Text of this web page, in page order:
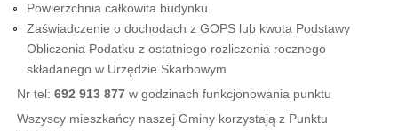
Powierzchnia całkowita budynku
Zaświadczenie o dochodach z GOPS lub kwota Podstawy
Obliczenia Podatku z ostatniego rozliczenia rocznego
składanego w Urzędzie Skarbowym
Nr tel: 692 913 877 w godzinach funkcjonowania punktu
Wszyscy mieszkańcy naszej Gminy korzystają z Punktu